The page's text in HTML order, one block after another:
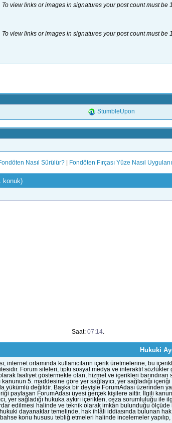
To view links or images in signatures your post count must be
To view links or images in signatures your post count must be
StumbleUpon
Nasıl Sürülür? Fondöten Fırçası Yüze Nasıl
konuk)
Saat: 07:14.
Hukuki
internet ortamında kullanıcıların içerik üretmelerine, bu
Forum siteleri, tıpkı sosyal medya ve interaktif
faaliyet göstermekte olan, hizmet ve içerikleri
kanunun 5. maddesine göre yer sağlayıcı, yer sağladığı
yükümlü değildir. Başka bir deyişle ForumAdası üzerinden
paylaşan ForumAdası üyesi gerçek kişilere aittir. İlgili
yer sağladığı hukuka aykırı içerikten, ceza sorumluluğu
edilmesi halinde ve teknik olarak imkân bulunduğu ölçüde
dayanaklar temelinde, hak ihlâli iddiasında bulunan
konu hususu tebliğ etmeleri halinde incelemeler